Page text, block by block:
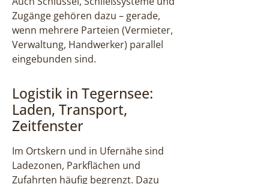
Zugänge gehören dazu – gerade,
wenn mehrere Parteien (Vermieter,
Verwaltung, Handwerker) parallel
eingebunden sind.
Logistik in Tegernsee:
Laden, Transport,
Zeitfenster
Im Ortskern und in Ufernähe sind
Ladezonen, Parkflächen und
Zufahrten häufig begrenzt. Dazu